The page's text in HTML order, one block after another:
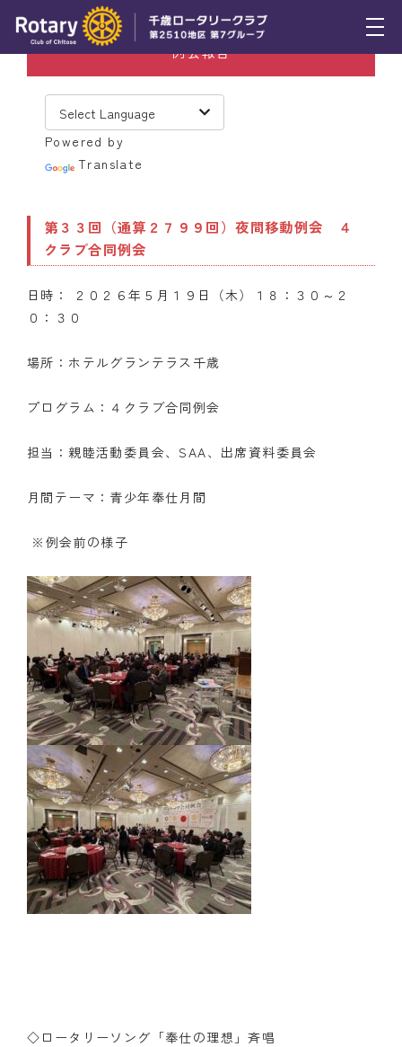
トピックス
例会報告
スケジュール
木曜会
組織図
クラブのあゆみ
例会場・事務局の案内
情報公開
入会のご案内
例会報告
Powered by
Translate
第３３回（通算２７９９回）夜間移動例会 ４
クラブ合同例会
日時： ２０２６年５月１９日（木）１８：３０～２
０：３０
場所：ホテルグランテラス千歳
プログラム：４クラブ合同例会
担当：親睦活動委員会、SAA、出席資料委員会
月間テーマ：青少年奉仕月間
※例会前の様子
◇ロータリーソング「奉仕の理想」斉唱